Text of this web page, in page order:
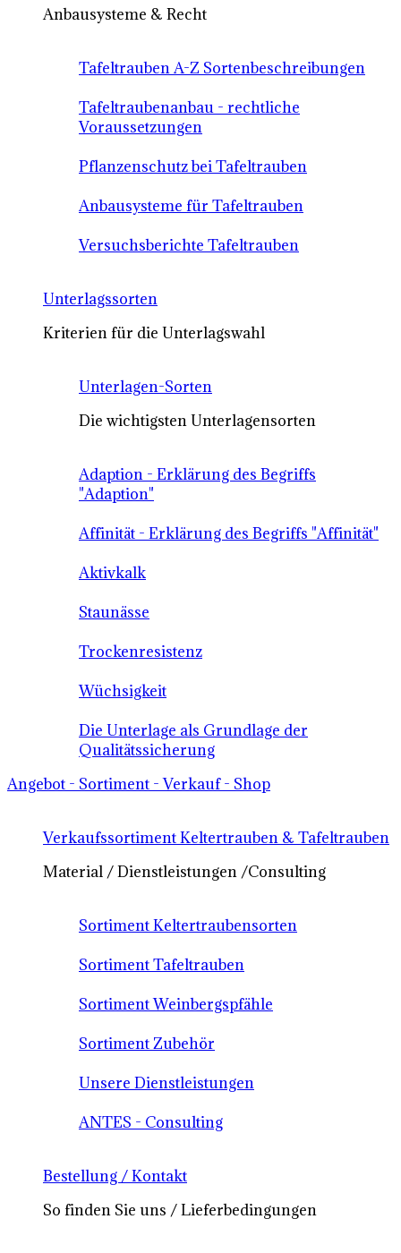
Anbausysteme & Recht
Tafeltrauben A-Z Sortenbeschreibungen
Tafeltraubenanbau - rechtliche
Voraussetzungen
Pflanzenschutz bei Tafeltrauben
Anbausysteme für Tafeltrauben
Versuchsberichte Tafeltrauben
Unterlagssorten
Kriterien für die Unterlagswahl
Unterlagen-Sorten
Die wichtigsten Unterlagensorten
Adaption - Erklärung des Begriffs
"Adaption"
Affinität - Erklärung des Begriffs "Affinität"
Aktivkalk
Staunässe
Trockenresistenz
Wüchsigkeit
Die Unterlage als Grundlage der
Qualitätssicherung
Angebot - Sortiment - Verkauf - Shop
Verkaufssortiment Keltertrauben & Tafeltrauben
Material / Dienstleistungen /Consulting
Sortiment Keltertraubensorten
Sortiment Tafeltrauben
Sortiment Weinbergspfähle
Sortiment Zubehör
Unsere Dienstleistungen
ANTES - Consulting
Bestellung / Kontakt
So finden Sie uns / Lieferbedingungen